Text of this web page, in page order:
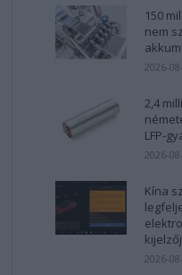
150
nem
2026-
2,4
LFP-
2026-
Kína
2026-